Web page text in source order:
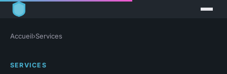
Accueil›Services
SERVICES